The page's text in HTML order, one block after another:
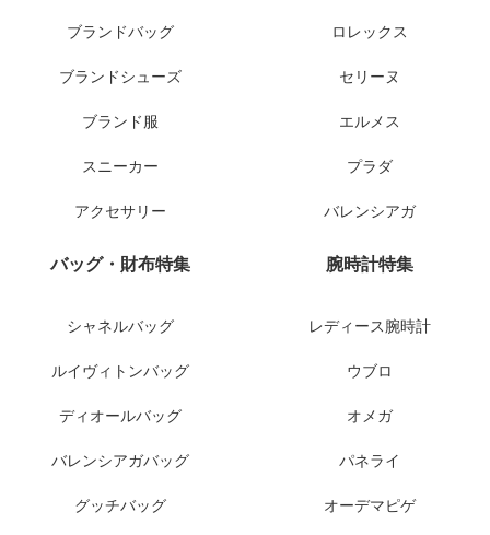
ブランドバッグ
ブランドシューズ
ブランド服
スニーカー
アクセサリー
ロレックス
セリーヌ
エルメス
プラダ
バレンシアガ
バッグ・財布特集
シャネルバッグ
ルイヴィトンバッグ
ディオールバッグ
バレンシアガバッグ
グッチバッグ
腕時計特集
レディース腕時計
ウブロ
オメガ
パネライ
オーデマピゲ